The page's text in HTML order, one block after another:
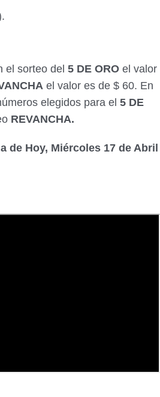
el sorteo del 5 DE ORO el valor
el valor es de $ 60. En
elegidos para el 5 DE
REVANCHA.
de Hoy, Miércoles 17 de Abril